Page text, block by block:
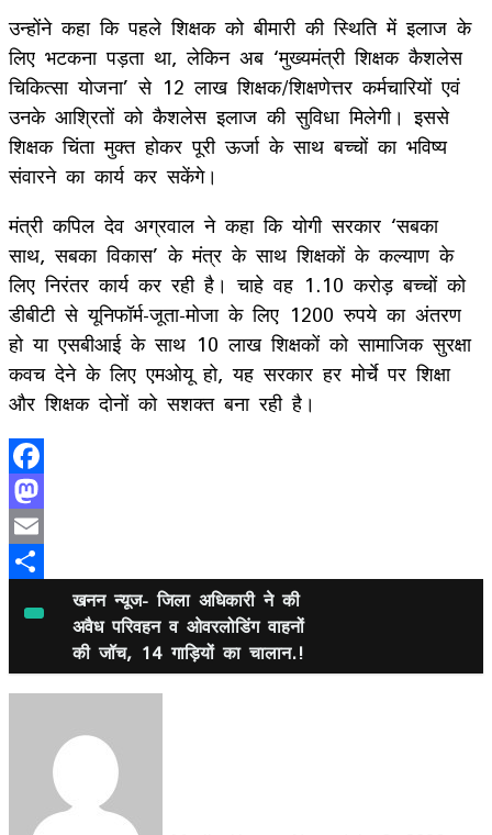
उन्होंने कहा कि पहले शिक्षक को बीमारी की स्थिति में इलाज के
लिए भटकना पड़ता था, लेकिन अब ‘मुख्यमंत्री शिक्षक कैशलेस
चिकित्सा योजना’ से 12 लाख शिक्षक/शिक्षणेत्तर कर्मचारियों एवं
उनके आश्रितों को कैशलेस इलाज की सुविधा मिलेगी। इससे
शिक्षक चिंता मुक्त होकर पूरी ऊर्जा के साथ बच्चों का भविष्य
संवारने का कार्य कर सकेंगे।
मंत्री कपिल देव अग्रवाल ने कहा कि योगी सरकार ‘सबका
साथ, सबका विकास’ के मंत्र के साथ शिक्षकों के कल्याण के
लिए निरंतर कार्य कर रही है। चाहे वह 1.10 करोड़ बच्चों को
डीबीटी से यूनिफॉर्म-जूता-मोजा के लिए 1200 रुपये का अंतरण
हो या एसबीआई के साथ 10 लाख शिक्षकों को सामाजिक सुरक्षा
कवच देने के लिए एमओयू हो, यह सरकार हर मोर्चे पर शिक्षा
और शिक्षक दोनों को सशक्त बना रही है।
Facebook
Mastodon
Email
खनन न्यूज- जिला अधिकारी ने की
अवैध परिवहन व ओवरलोडिंग वाहनों
की जॉच, 14 गाड़ियों का चालान.!